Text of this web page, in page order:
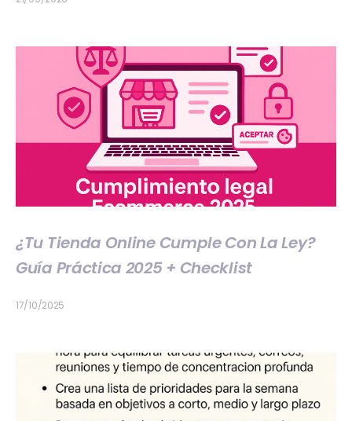
¿Tu Tienda Online Cumple Con La Ley?
Guía Práctica 2025 + Checklist
17/10/2025